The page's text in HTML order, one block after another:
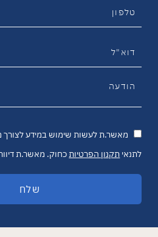
מאשר.ת לעשות שימוש במידע לצורך
לתנאי תקנון הפרטיותכחוק. מאשר.ת